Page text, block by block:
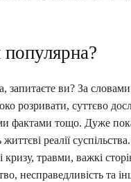
ви? За
розривати, суттєво
фактами тощо. Дуже
реалії
травми, важкі
несправедливість та